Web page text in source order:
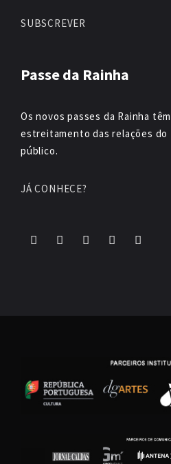
SUBSCREVER
Passe da Rainha
Os novos passes da Rainha
estreitamento das relações do
público.
JÁ CONHECE?